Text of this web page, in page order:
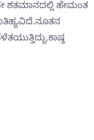
ಶತಮಾನದಲ್ಲಿ ಹೇಮಂತ